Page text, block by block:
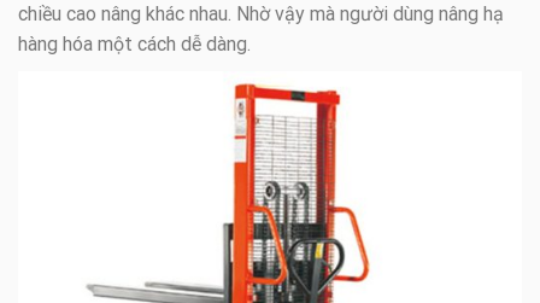
chiều cao nâng khác nhau. Nhờ vậy mà người dùng nâng hạ
hàng hóa một cách dễ dàng.